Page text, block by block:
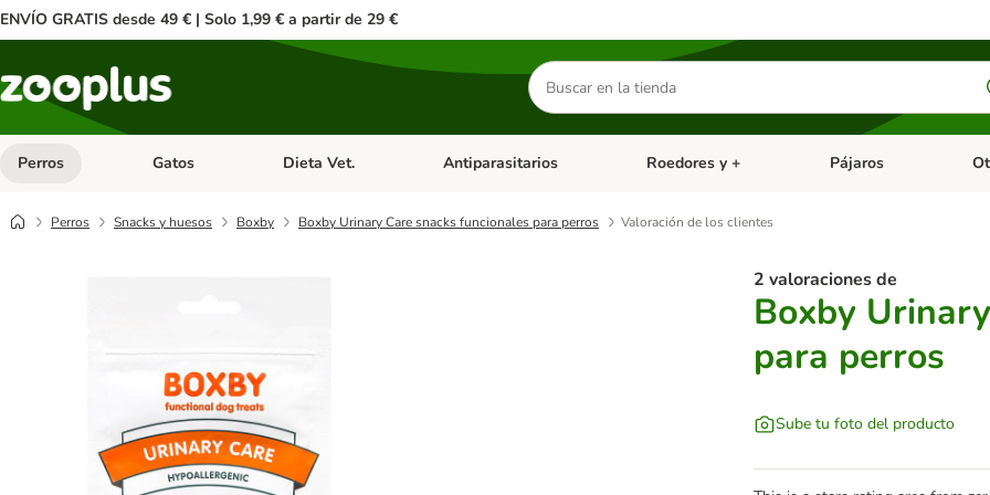
ENVÍO GRATIS desde 49 € | Solo 1,99 € a partir de 29 €
Buscar
productos
Perros Menú de categoria abierto: Perros
Gatos Menú de categoria abierto: Gatos
Dieta Vet. Menú de categoria abierto: Dieta Vet.
Antiparasitarios Menú de categoria abierto: Antiparasitarios
Roedores y + Menú de categoria
Pájaros
Perros Snacks y huesos Boxby Boxby Urinary Care snacks funcionales para perros Valoración de los clientes
2 valoraciones de
Boxby
para perros
Sube tu foto del producto